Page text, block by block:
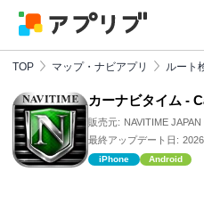
TOP マップ・ナビアプリ ルート
カーナビタイム -
販売元: NAVITIME JAPAN
最終アップデート日:
iPhone Android